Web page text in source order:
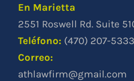
En Marietta
2551 Roswell Rd. Suite
Teléfono: (470) 207-5333
Correo:
athlawfirm@gmail.com